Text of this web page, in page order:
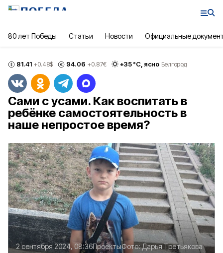
80 лет Победы Статьи Новости Официальные
81.41 +0.48$ 94.06 +0.87€ +35°С, ясно Белгород
Сами с усами. Как воспитать в
ребёнке самостоятельность в
наше непростое время?
2 сентября 2024, 08:36ПроектыФото:Дарья Третьякова